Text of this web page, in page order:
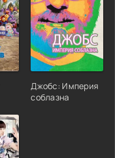
Джобс: Империя
соблазна